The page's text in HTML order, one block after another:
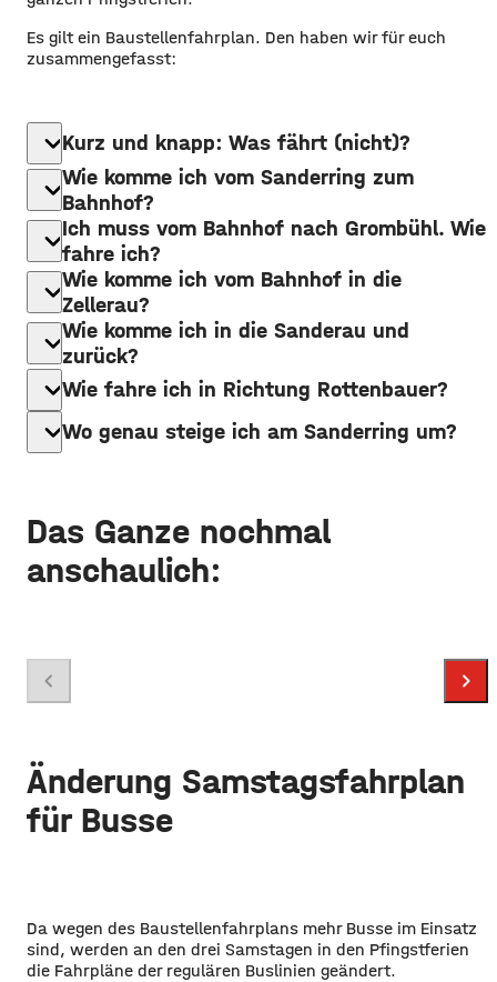
Es gilt ein Baustellenfahrplan. Den haben wir für euch
zusammengefasst:
expand_moreKurz und knapp: Was fährt (nicht)?
expand_moreWie komme ich vom Sanderring zum
Bahnhof?
expand_moreIch muss vom Bahnhof nach Grombühl. Wie
fahre ich?
expand_moreWie komme ich vom Bahnhof in die
Zellerau?
expand_moreWie komme ich in die Sanderau und
zurück?
expand_moreWie fahre ich in Richtung Rottenbauer?
expand_moreWo genau steige ich am Sanderring um?
Das Ganze nochmal
anschaulich:
Grafik: WVV
chevron_left chevron_right
Änderung Samstagsfahrplan
für Busse
Da wegen des Baustellenfahrplans mehr Busse im Einsatz
sind, werden an den drei Samstagen in den Pfingstferien
die Fahrpläne der regulären Buslinien geändert.